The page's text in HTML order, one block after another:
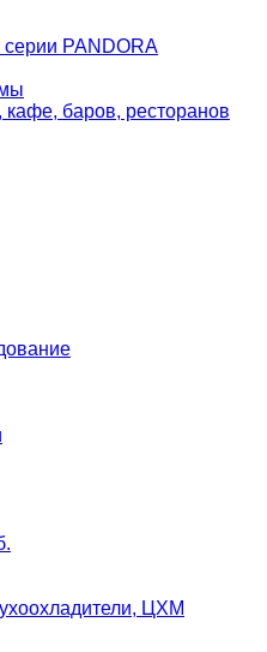
серии PANDORA
баров, ресторанов
ЦХМ